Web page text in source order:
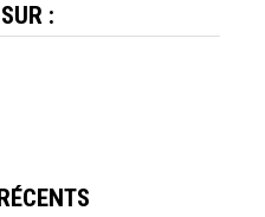
: